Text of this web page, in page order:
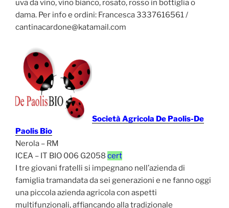
uva da vino, vino bianco, rosato, rosso in bottiglia o
dama. Per info e ordini: Francesca 3337616561 /
cantinacardone@katamail.com
Società Agricola De Paolis-De
Paolis Bio
Nerola – RM
ICEA – IT BIO 006 G2058 cert
I tre giovani fratelli si impegnano nell’azienda di
famiglia tramandata da sei generazioni e ne fanno oggi
una piccola azienda agricola con aspetti
multifunzionali, affiancando alla tradizionale